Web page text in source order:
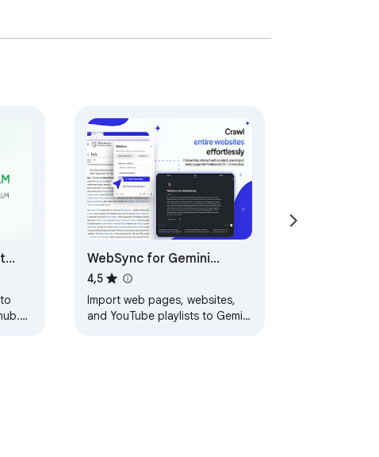
WebSync for Gemini
Notebook (NotebookLM)
4,5
Import web pages, websites,
and YouTube playlists to Gemini